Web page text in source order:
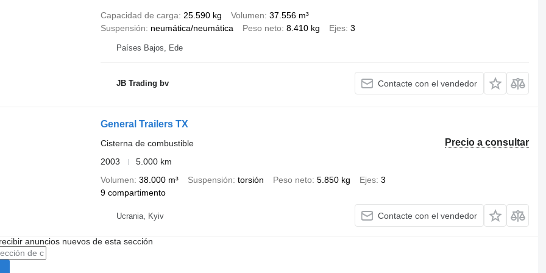
Capacidad de carga
25.590 kg Volumen 37.556 m³
Suspensión
neumática/neumática Peso neto 8.410 kg Ejes 3
Países Bajos, Ede
JB Trading bv Contacte con el vendedor
General Trailers TX
Precio a consultar
Cisterna de combustible
2003
5.000 km
Volumen 38.000 m³ Suspensión torsión Peso neto 5.850 kg Ejes 3
9 compartimento
Ucrania, Kyiv Contacte con el vendedor
anuncios nuevos de esta sección